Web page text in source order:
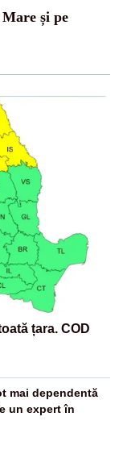
și pe
țara. COD
mai dependentă
un expert în